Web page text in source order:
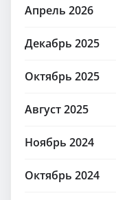
Апрель 2026
Декабрь 2025
Октябрь 2025
Август 2025
Ноябрь 2024
Октябрь 2024